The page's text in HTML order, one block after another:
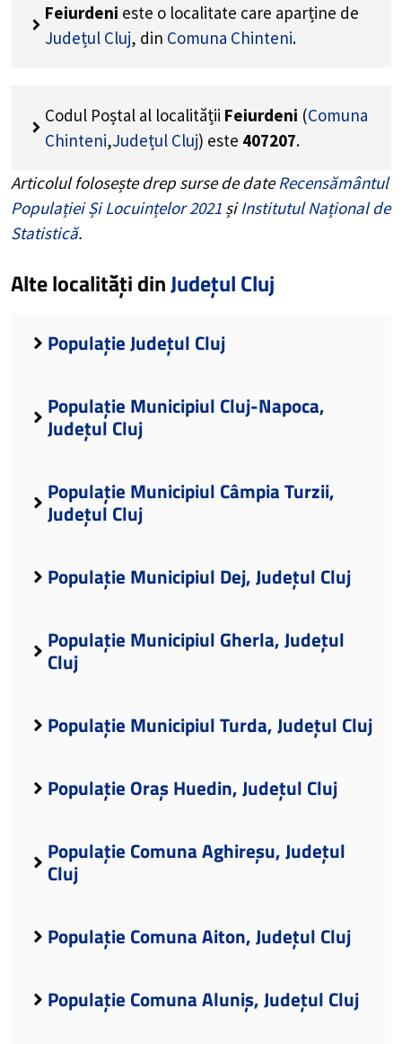
Feiurdeni este o localitate care aparține de
Județul Cluj, din Comuna Chinteni.
Codul Poștal al localității Feiurdeni (Comuna
Chinteni,Județul Cluj) este 407207.
Articolul folosește drep surse de dateRecensământul
Populației Și Locuințelor 2021 șiInstitutul Național de
Statistică.
Alte localități dinJudețul Cluj
Populație Județul Cluj
Populație Municipiul Cluj-Napoca,
Județul Cluj
Populație Municipiul Câmpia Turzii,
Județul Cluj
Populație Municipiul Dej, Județul Cluj
Populație Municipiul Gherla, Județul
Cluj
Populație Municipiul Turda, Județul Cluj
Populație Oraș Huedin, Județul Cluj
Populație Comuna Aghireșu, Județul
Cluj
Populație Comuna Aiton, Județul Cluj
Populație Comuna Aluniș, Județul Cluj